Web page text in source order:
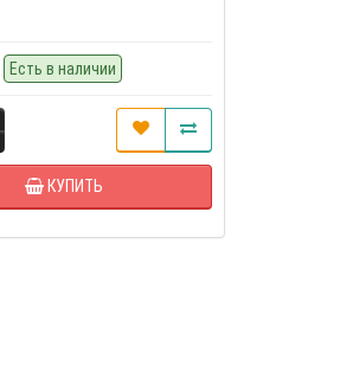
Есть в наличии
КУПИТЬ